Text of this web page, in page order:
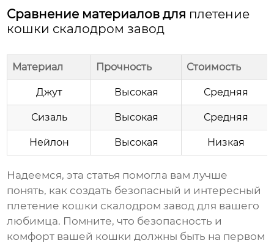
Сравнение материалов для плетение
кошки скалодром завод
Материал Прочность Стоимость
Джут Высокая Средняя
Сизаль Высокая Средняя
Нейлон Высокая Низкая
Надеемся, эта статья помогла вам лучше
понять, как создать безопасный и интересный
плетение кошки скалодром завод для вашего
любимца. Помните, что безопасность и
комфорт вашей кошки должны быть на первом